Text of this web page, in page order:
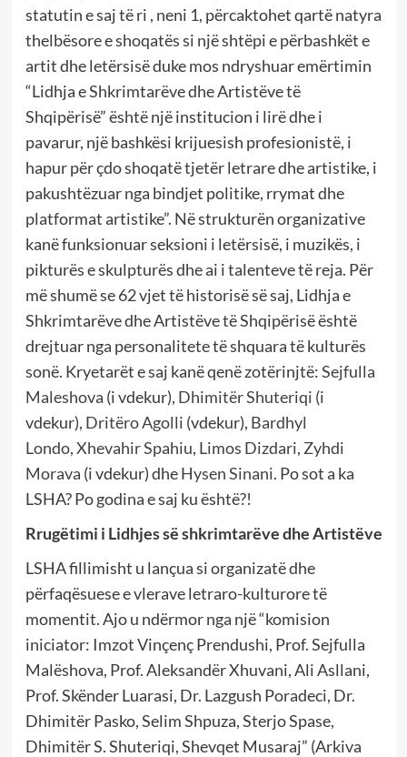
statutin e saj të ri , neni 1, përcaktohet qartë natyra
thelbësore e shoqatës si një shtëpi e përbashkët e
artit dhe letërsisë duke mos ndryshuar emërtimin
“Lidhja e Shkrimtarëve dhe Artistëve të
Shqipërisë” është një institucion i lirë dhe i
pavarur, një bashkësi krijuesish profesionistë, i
hapur për çdo shoqatë tjetër letrare dhe artistike, i
pakushtëzuar nga bindjet politike, rrymat dhe
platformat artistike”. Në strukturën organizative
kanë funksionuar seksioni i letërsisë, i muzikës, i
pikturës e skulpturës dhe ai i talenteve të reja. Për
më shumë se 62 vjet të historisë së saj, Lidhja e
Shkrimtarëve dhe Artistëve të Shqipërisë është
drejtuar nga personalitete të shquara të kulturës
sonë. Kryetarët e saj kanë qenë zotërinjtë:Sejfulla
Maleshova (i vdekur), Dhimitër Shuteriqi (i
vdekur), Dritëro Agolli (vdekur), Bardhyl
Londo,Xhevahir Spahiu, Limos Dizdari, Zyhdi
Morava (i vdekur) dheHysen Sinani. Po sot a ka
LSHA? Po godina e saj ku është?!
Rrugëtimi i Lidhjes së shkrimtarëve dhe Artistëve
LSHA fillimisht u lançua si organizatë dhe
përfaqësuese e vlerave letraro-kulturore të
momentit. Ajo u ndërmor nga një “komision
iniciator: Imzot Vinçenç Prendushi, Prof. Sejfulla
Malëshova, Prof. Aleksandër Xhuvani, Ali Asllani,
Prof. Skënder Luarasi, Dr. Lazgush Poradeci, Dr.
Dhimitër Pasko, Selim Shpuza, Sterjo Spase,
Dhimitër S. Shuteriqi, Shevqet Musaraj” (Arkiva